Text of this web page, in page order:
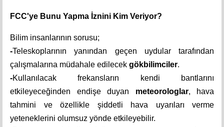
FCC'ye Bunu Yapma İznini Kim Veriyor?
Bilim insanlarının sorusu;
-Teleskoplarının yanından geçen uydular tarafından
çalışmalarına müdahale edilecek gökbilimciler.
-Kullanılacak frekansların kendi bantlarını
etkileyeceğinden endişe duyan meteorologlar, hava
tahmini ve özellikle şiddetli hava uyarıları verme
yeteneklerini olumsuz yönde etkileyebilir.